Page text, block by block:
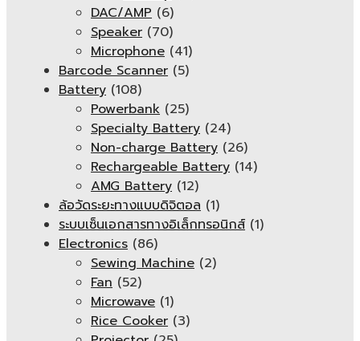
DAC/AMP (6)
Speaker (70)
Microphone (41)
Barcode Scanner (5)
Battery (108)
Powerbank (25)
Specialty Battery (24)
Non-charge Battery (26)
Rechargeable Battery (14)
AMG Battery (12)
ล้อวัดระยะทางแบบดิจิตอล (1)
ระบบเซ็นเอกสารทางอิเล็กทรอนิกส์ (1)
Electronics (86)
Sewing Machine (2)
Fan (52)
Microwave (1)
Rice Cooker (3)